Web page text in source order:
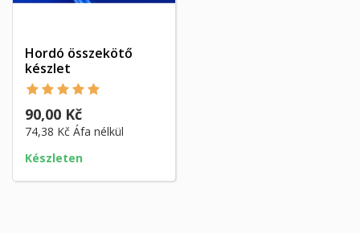
Hordó összekötő
készlet
90,00 Kč
74,38 Kč Áfa nélkül
Készleten